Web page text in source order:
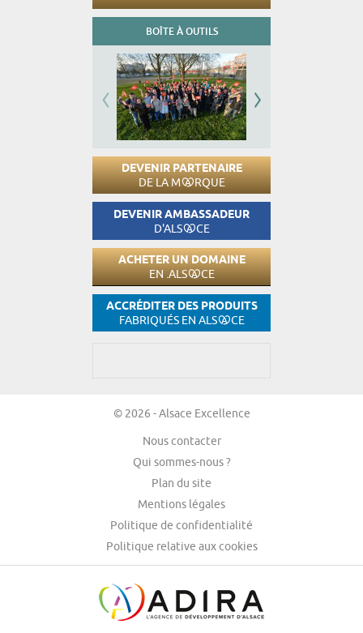
BOÎTE À OUTILS
DEVENIR PARTENAIRE
DE LA M RQUE
DEVENIR AMBASSADEUR
D'ALS CE
ACHETER UN DOMAINE
EN .ALS CE
ACCRÉDITER DES PRODUITS
FABRIQUÉS EN ALS CE
© 2026 - Alsace Excellence
Nous contacter
Qui sommes-nous ?
Plan du site
Mentions légales
Politique de confidentialité
Politique relative aux cookies